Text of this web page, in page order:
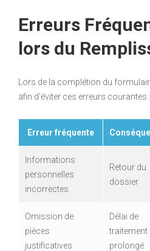
Erreurs
lors du
Lors de la complétion du
afin d’éviter ces erreurs courantes :
Erreur fréquente
Informations
personnelles
incorrectes
Retour du
dossier
Omission de
pièces
justificatives
Délai de
traitement
prolongé